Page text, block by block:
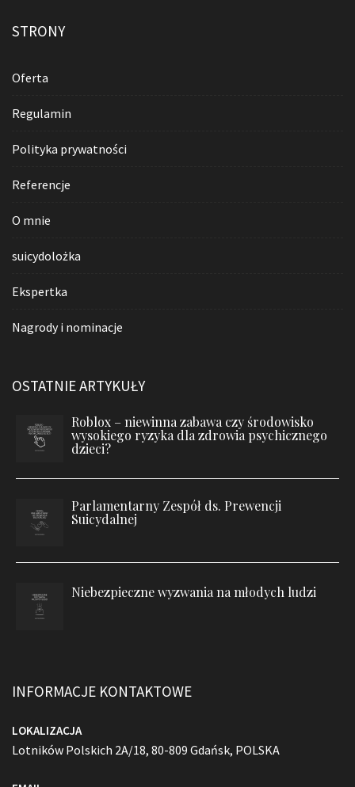
STRONY
Oferta
Regulamin
Polityka prywatności
Referencje
O mnie
suicydolożka
Ekspertka
Nagrody i nominacje
OSTATNIE ARTYKUŁY
Roblox – niewinna zabawa czy środowisko
wysokiego ryzyka dla zdrowia psychicznego
dzieci?
Parlamentarny Zespół ds. Prewencji
Suicydalnej
Niebezpieczne wyzwania na młodych ludzi
INFORMACJE KONTAKTOWE
LOKALIZACJA
Lotników Polskich 2A/18, 80-809 Gdańsk, POLSKA